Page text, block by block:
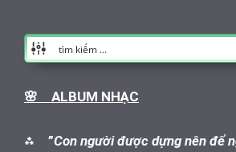
🌸 ALBUM NHẠC
⁂ ”Con người được dựng nên để